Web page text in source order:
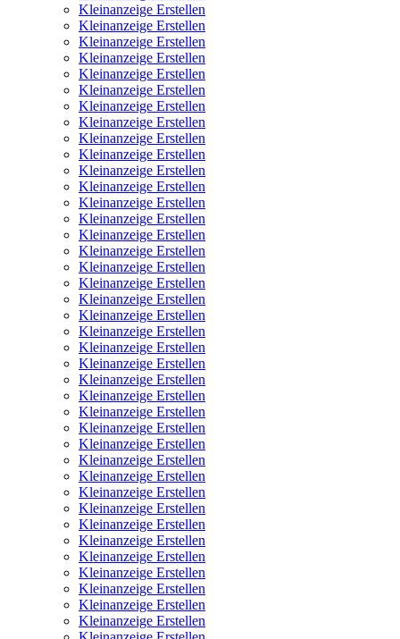
Kleinanzeige Erstellen
Kleinanzeige Erstellen
Kleinanzeige Erstellen
Kleinanzeige Erstellen
Kleinanzeige Erstellen
Kleinanzeige Erstellen
Kleinanzeige Erstellen
Kleinanzeige Erstellen
Kleinanzeige Erstellen
Kleinanzeige Erstellen
Kleinanzeige Erstellen
Kleinanzeige Erstellen
Kleinanzeige Erstellen
Kleinanzeige Erstellen
Kleinanzeige Erstellen
Kleinanzeige Erstellen
Kleinanzeige Erstellen
Kleinanzeige Erstellen
Kleinanzeige Erstellen
Kleinanzeige Erstellen
Kleinanzeige Erstellen
Kleinanzeige Erstellen
Kleinanzeige Erstellen
Kleinanzeige Erstellen
Kleinanzeige Erstellen
Kleinanzeige Erstellen
Kleinanzeige Erstellen
Kleinanzeige Erstellen
Kleinanzeige Erstellen
Kleinanzeige Erstellen
Kleinanzeige Erstellen
Kleinanzeige Erstellen
Kleinanzeige Erstellen
Kleinanzeige Erstellen
Kleinanzeige Erstellen
Kleinanzeige Erstellen
Kleinanzeige Erstellen
Kleinanzeige Erstellen
Kleinanzeige Erstellen